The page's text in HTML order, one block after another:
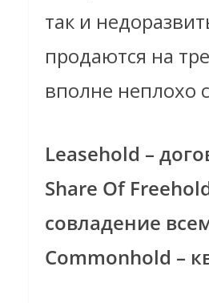
так и
продаются на
вполне неплохо
Leasehold –
Share Of
совладение
Commonhold –